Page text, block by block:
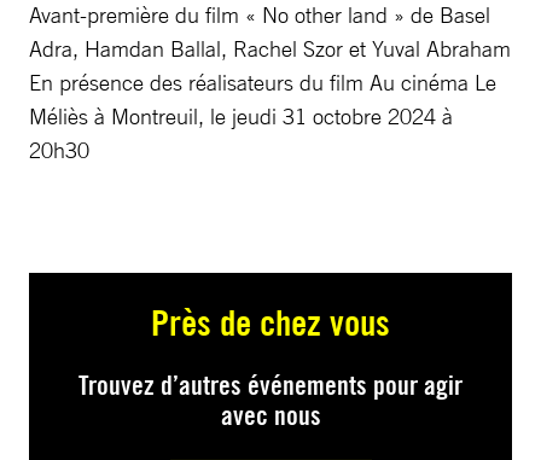
Avant-première du film « No other land » de Basel
Adra, Hamdan Ballal, Rachel Szor et Yuval Abraham
En présence des réalisateurs du film Au cinéma Le
Méliès à Montreuil, le jeudi 31 octobre 2024 à
20h30
Près de chez vous
Trouvez d’autres événements pour agir
avec nous